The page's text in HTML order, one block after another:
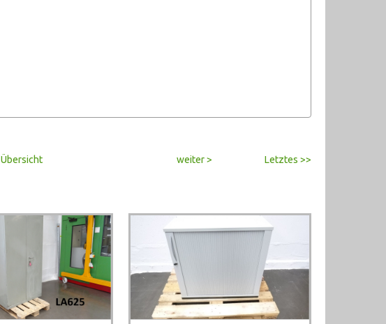
Übersicht weiter > Letztes >>